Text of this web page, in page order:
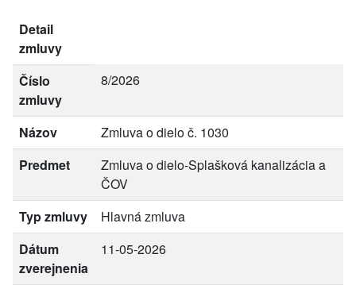
Detail
zmluvy
Číslo
zmluvy
8/2026
Názov
Zmluva o dielo č. 1030
Predmet
Zmluva o dielo-Splašková kanalizácia a
ČOV
Typ zmluvy
Hlavná zmluva
Dátum
zverejnenia
11-05-2026